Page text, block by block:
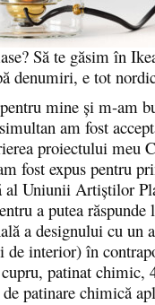
Să te găsim în
denumiri, e tot
mine și m-am
am fost
proiectului
fost expus pentru
al Uniunii Artiștilor
a putea
a designului cu
interior) în
patinat chimic,
patinare chimică